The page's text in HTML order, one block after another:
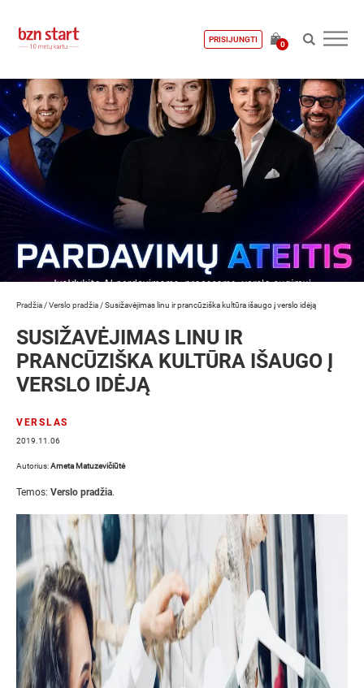
PRISIJUNGTI
0
Pradžia /Verslo pradžia /Susižavėjimas linu ir prancūziška kultūra išaugo į verslo idėją
SUSIŽAVĖJIMAS LINU IR
PRANCŪZIŠKA KULTŪRA IŠAUGO Į
VERSLO IDĖJĄ
VERSLAS
2019.11.06
Autorius:Arneta Matuzevičiūtė
Temos: Verslo pradžia.